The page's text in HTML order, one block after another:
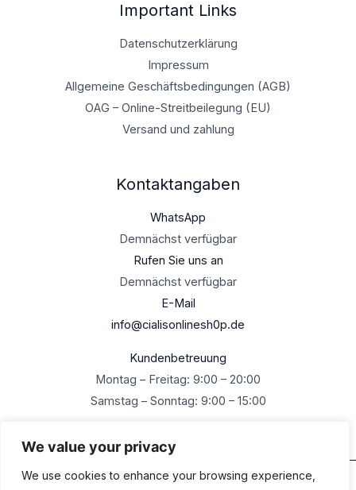
We value your privacy
We use cookies to enhance your browsing experience,
Important Links
Datenschutzerklärung
Impressum
Allgemeine Geschäftsbedingungen (AGB)
OAG – Online-Streitbeilegung (EU)
Versand und zahlung
Kontaktangaben
WhatsApp
Demnächst verfügbar
Rufen Sie uns an
Demnächst verfügbar
E-Mail
info@cialisonlinesh0p.de
Kundenbetreuung
Montag – Freitag: 9:00 – 20:00
Samstag – Sonntag: 9:00 – 15:00
Urheberrecht © 2026 Cialisonlineshop.de Alle Rechte